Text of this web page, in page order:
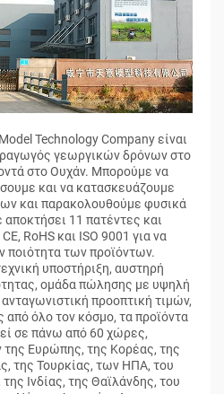
Technology Company είναι
γεωργικών δρόνων στο
στο Ουχάν. Μπορούμε να
και να κατασκευάζουμε
και παρακολουθούμε φυσικά
11 πατέντες και
RoHS και ISO 9001 για να
ποιότητα των προϊόντων.
υποστήριξη, αυστηρή
ομάδα πώλησης με υψηλή
προοπτική τιμών,
όλο τον κόσμο, τα προϊόντα
σε πάνω από 60 χώρες,
Ευρώπης, της Κορέας, της
της Τουρκίας, των ΗΠΑ, του
Ινδίας, της Θαϊλάνδης, του